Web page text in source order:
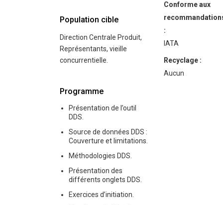
Population cible
Direction Centrale Produit,
Représentants, vieille
concurrentielle.
Programme
Présentation de l’outil
DDS.
Source de données DDS :
Couverture et limitations.
Méthodologies DDS.
Présentation des
différents onglets DDS.
Exercices d’initiation.
Conforme aux
:
IATA
Recyclage :
Aucun